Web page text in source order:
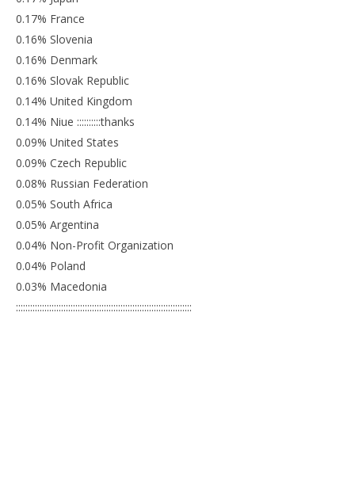
0.17% France
0.16% Slovenia
0.16% Denmark
0.16% Slovak Republic
0.14% United Kingdom
0.14% Niue ::::::::::thanks
0.09% United States
0.09% Czech Republic
0.08% Russian Federation
0.05% South Africa
0.05% Argentina
0.04% Non-Profit Organization
0.04% Poland
0.03% Macedonia
::::::::::::::::::::::::::::::::::::::::::::::::::::::::::::::::::::::::::